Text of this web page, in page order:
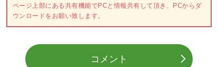
ページ上部にある共有機能でPCと情報共有して頂き、PCからダ
ウンロードをお願い致します。
コメント